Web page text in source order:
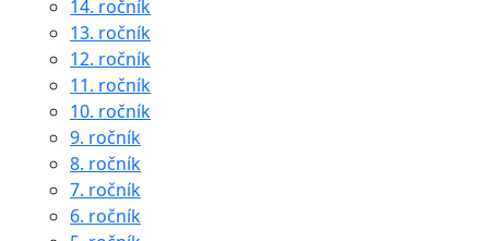
14. ročník
13. ročník
12. ročník
11. ročník
10. ročník
9. ročník
8. ročník
7. ročník
6. ročník